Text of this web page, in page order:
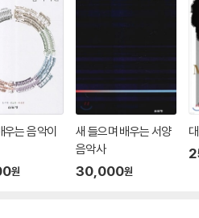
우는 음악이
원
새 들으며 배우는 서양
음악사
30,000원